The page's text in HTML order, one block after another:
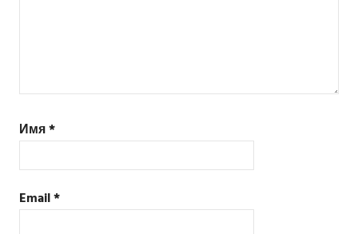
Имя*
Email*